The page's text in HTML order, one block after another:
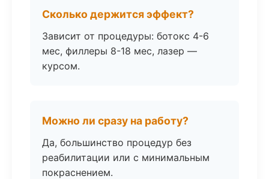
Сколько держится эффект?
Зависит от процедуры: ботокс 4-6
мес, филлеры 8-18 мес, лазер —
курсом.
Можно ли сразу на работу?
Да, большинство процедур без
реабилитации или с минимальным
покраснением.